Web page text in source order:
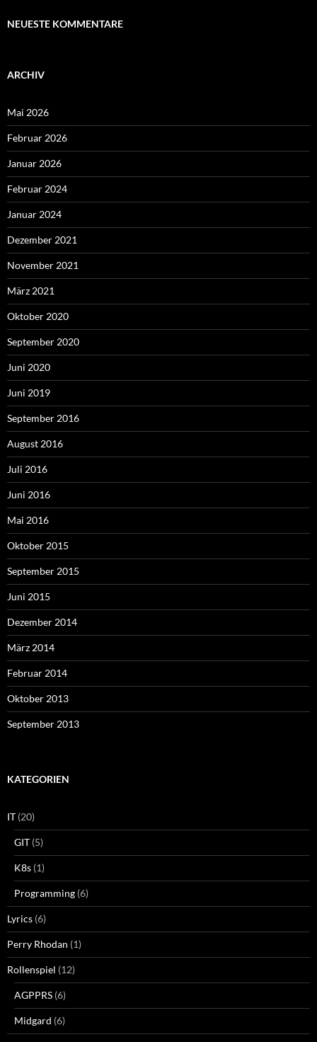
NEUESTE KOMMENTARE
ARCHIV
Mai 2026
Februar 2026
Januar 2026
Februar 2024
Januar 2024
Dezember 2021
November 2021
März 2021
Oktober 2020
September 2020
Juni 2020
Juni 2019
September 2016
August 2016
Juli 2016
Juni 2016
Mai 2016
Oktober 2015
September 2015
Juni 2015
Dezember 2014
März 2014
Februar 2014
Oktober 2013
September 2013
KATEGORIEN
IT (20)
GIT (5)
K8s (1)
Programming (6)
Lyrics (6)
Perry Rhodan (1)
Rollenspiel (12)
AGPPRS (6)
Midgard (6)